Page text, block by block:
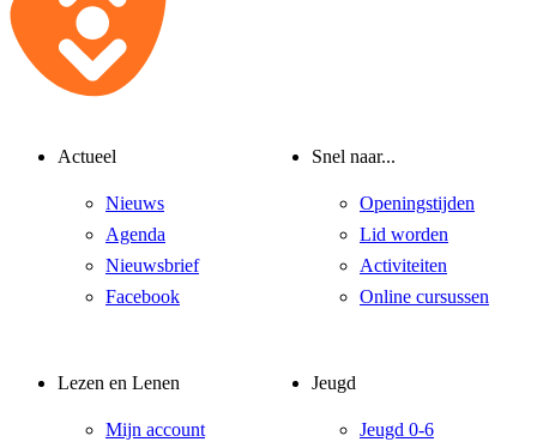
Actueel
Nieuws
Agenda
Nieuwsbrief
Facebook
Snel naar...
Openingstijden
Lid worden
Activiteiten
Online cursussen
Lezen en Lenen
Mijn account
Jeugd
Jeugd 0-6